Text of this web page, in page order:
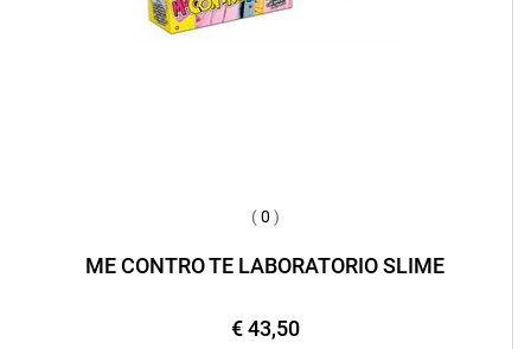
(0 )
ME CONTRO TE LABORATORIO SLIME
€ 43,50